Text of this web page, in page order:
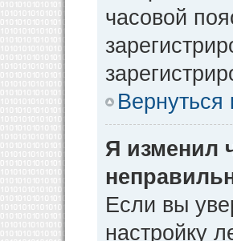
часовой
Вернуться
Я изменил
Если вы
настройку